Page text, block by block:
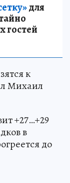
для
гостей
к
Михаил
+27…+29
в
до